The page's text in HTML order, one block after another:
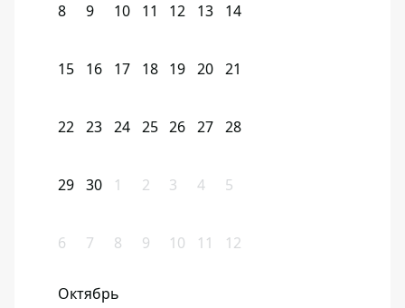
8 9 10 11 12 13 14
15 16 17 18 19 20 21
22 23 24 25 26 27 28
29 30 1 2 3 4 5
6 7 8 9 10 11 12
Октябрь